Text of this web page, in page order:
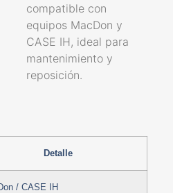
compatible con
equipos MacDon y
CASE IH, ideal para
mantenimiento y
reposición.
Detalle
/ CASE IH